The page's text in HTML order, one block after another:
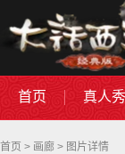
首页 真人秀
首页 > 画廊 > 图片详情